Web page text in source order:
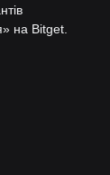
на Bitget.